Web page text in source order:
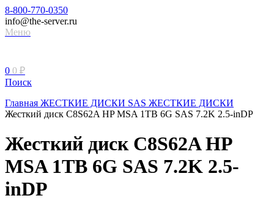
8-800-770-0350
info@the-server.ru
Меню
0 0 ₽
Поиск
Главная ЖЕСТКИЕ ДИСКИ SAS ЖЕСТКИЕ ДИСКИ
Жесткий диск C8S62A HP MSA 1TB 6G SAS 7.2K 2.5-inDP
Жесткий диск C8S62A HP
MSA 1TB 6G SAS 7.2K 2.5-
inDP